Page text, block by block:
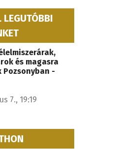
LEGUTÓBBI
és magasra
Pozsonyban -
7., 19:19